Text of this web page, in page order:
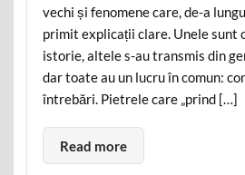
vechi și fenomene care, de-a
primit explicații clare. Unele sunt
istorie, altele s-au transmis din
dar toate au un lucru în comun:
întrebări. Pietrele care „prind […]
Read more